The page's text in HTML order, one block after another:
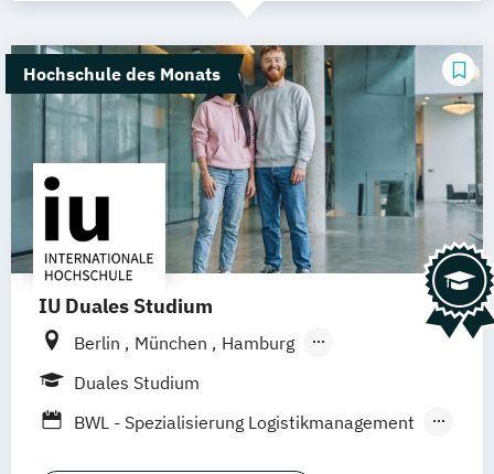
Hochschule des Monats
IU Duales Studium
Berlin München
Hamburg
Frankfurt am Main
Mannheim Leipzig Online-Campus
Augsburg Bielefeld Braunschweig
Duales Studium
BWL - Spezialisierung Logistikmanagement